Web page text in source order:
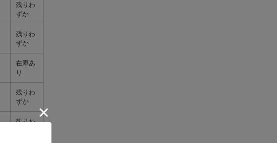
残りわ
ずか
残りわ
ずか
在庫あ
り
残りわ
ずか
残りわ